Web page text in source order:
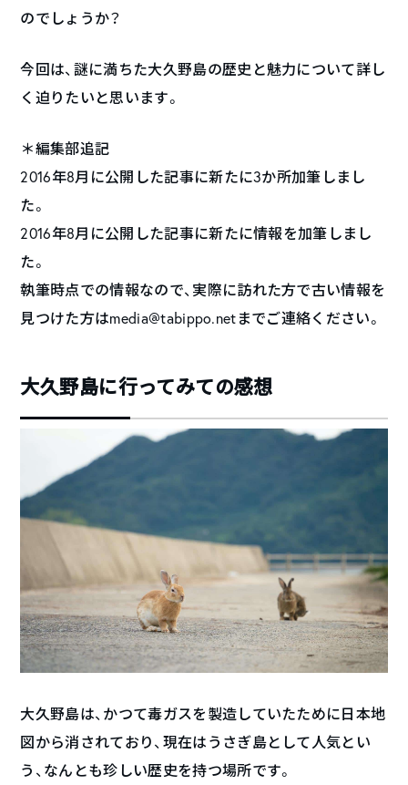
のでしょうか？
今回は、謎に満ちた大久野島の歴史と魅力について詳し
く迫りたいと思います。
＊編集部追記
2016年8月に公開した記事に新たに3か所加筆しまし
た。
2016年8月に公開した記事に新たに情報を加筆しまし
た。
執筆時点での情報なので、実際に訪れた方で古い情報を
見つけた方はmedia@tabippo.netまでご連絡ください。
大久野島に行ってみての感想
大久野島は、かつて毒ガスを製造していたために日本地
図から消されており、現在はうさぎ島として人気とい
う、なんとも珍しい歴史を持つ場所です。